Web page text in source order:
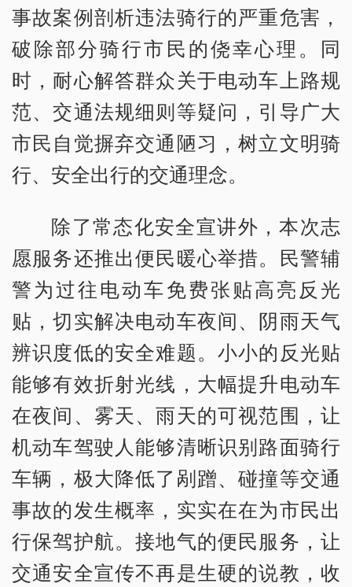
事故案例剖析违法骑行的严重危害，
破除部分骑行市民的侥幸心理。同
时，耐心解答群众关于电动车上路规
范、交通法规细则等疑问，引导广大
市民自觉摒弃交通陋习，树立文明骑
行、安全出行的交通理念。
除了常态化安全宣讲外，本次志
愿服务还推出便民暖心举措。民警辅
警为过往电动车免费张贴高亮反光
贴，切实解决电动车夜间、阴雨天气
辨识度低的安全难题。小小的反光贴
能够有效折射光线，大幅提升电动车
在夜间、雾天、雨天的可视范围，让
机动车驾驶人能够清晰识别路面骑行
车辆，极大降低了剐蹭、碰撞等交通
事故的发生概率，实实在在为市民出
行保驾护航。接地气的便民服务，让
交通安全宣传不再是生硬的说教，收